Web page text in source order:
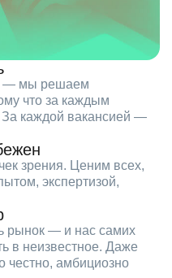
— мы решаем
что за каждым
каждой вакансией —
зрения. Ценим всех,
экспертизой,
рынок — и нас самих
в неизвестное. Даже
честно, амбициозно